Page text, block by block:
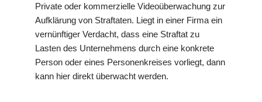
Private oder kommerzielle Videoüberwachung zur
Aufklärung von Straftaten. Liegt in einer Firma ein
vernünftiger Verdacht, dass eine Straftat zu
Lasten des Unternehmens durch eine konkrete
Person oder eines Personenkreises vorliegt, dann
kann hier direkt überwacht werden.